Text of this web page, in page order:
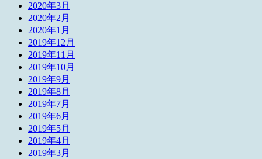
2020年3月
2020年2月
2020年1月
2019年12月
2019年11月
2019年10月
2019年9月
2019年8月
2019年7月
2019年6月
2019年5月
2019年4月
2019年3月